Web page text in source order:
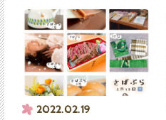
2022.02.19